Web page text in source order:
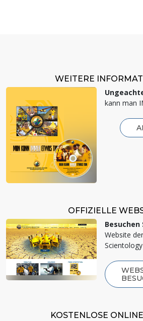
WEITERE
kann man
OFFIZIELLE
Besuchen
Website
KOSTENLOSE